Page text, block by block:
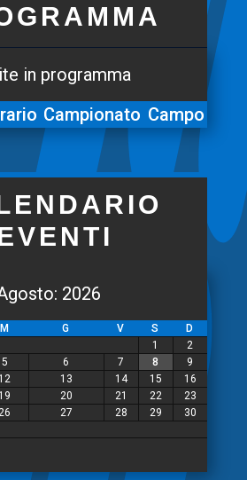
in programma
Campionato Campo
2026
M G V S D
1
2
5 6 7 8
9
12 13 14 15
16
19 20 21 22
23
27 28 29
30